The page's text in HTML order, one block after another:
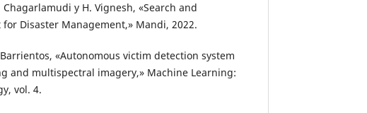
y H. Vignesh, «Search and
for Disaster Management,» Mandi, 2022.
«Autonomous victim detection system
and multispectral imagery,» Machine Learning:
vol. 4.